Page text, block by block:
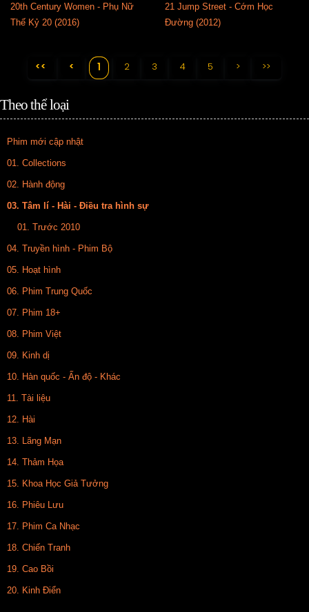
20th Century Women - Phụ Nữ
Thế Kỷ 20 (2016)
21 Jump Street - Cớm Học
Đường (2012)
<< < 1 2 3 4 5 > >>
Theo thể loại
Phim mới cập nhật
01. Collections
02. Hành động
03. Tâm lí - Hài - Điều tra hình sự
01. Trước 2010
04. Truyền hình - Phim Bộ
05. Hoạt hình
06. Phim Trung Quốc
07. Phim 18+
08. Phim Việt
09. Kinh dị
10. Hàn quốc - Ấn độ - Khác
11. Tài liệu
12. Hài
13. Lãng Mạn
14. Thảm Họa
15. Khoa Học Giả Tưởng
16. Phiêu Lưu
17. Phim Ca Nhạc
18. Chiến Tranh
19. Cao Bồi
20. Kinh Điển